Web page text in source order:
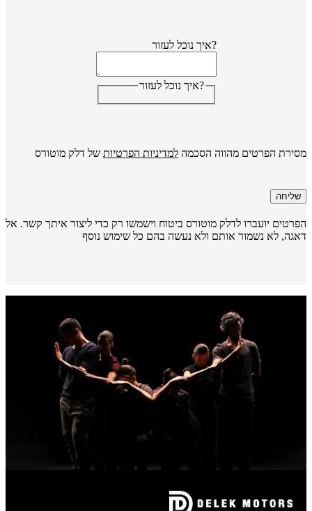
?איך נוכל לעזור
?איך נוכל לעזור
הפרטים מהווה הסכמה למדיניות הפרטיות של דלק מוטורס
שליחה
יועברו לדלק מוטורס ביטוח וישמשו רק כדי ליצור איתך קשר. אל
לא נשמור אותם ולא נעשה בהם כל שימוש נוסף